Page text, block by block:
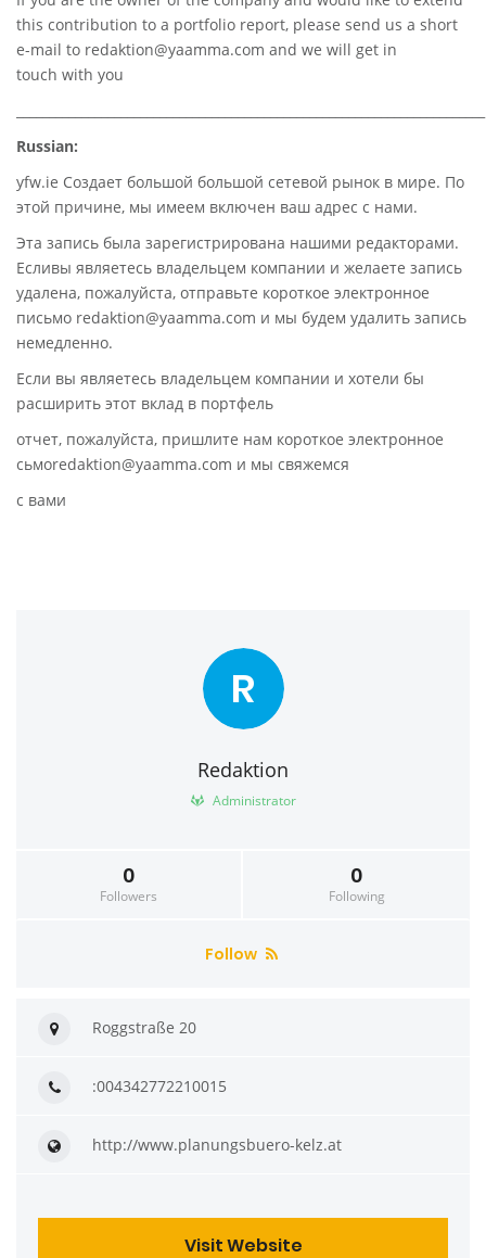
this contribution to a portfolio report, please send us a short
e-mail to redaktion@yaamma.com and we will get in
touch with you
Russian:
yfw.ie Создает большой большой сетевой рынок в мире. По
этой причине, мы имеем включен ваш адрес с нами.
Эта запись была зарегистрирована нашими редакторами.
Есливы являетесь владельцем компании и желаете запись
удалена, пожалуйста, отправьте короткое электронное
письмо redaktion@yaamma.com и мы будем удалить запись
немедленно.
Если вы являетесь владельцем компании и хотели бы
расширить этот вклад в портфель
отчет, пожалуйста, пришлите нам короткое электронное
сьмоredaktion@yaamma.com и мы свяжемся
с вами
R
Redaktion
Administrator
0
Followers
0
Following
Follow
Roggstraße 20
:004342772210015
http://www.planungsbuero-kelz.at
Visit Website